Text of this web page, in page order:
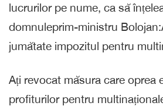
lucrurilor pe nume, ca să
domnuleprim-ministru
jumătate impozitul pentru
Ați revocat măsura care oprea
profiturilor pentru